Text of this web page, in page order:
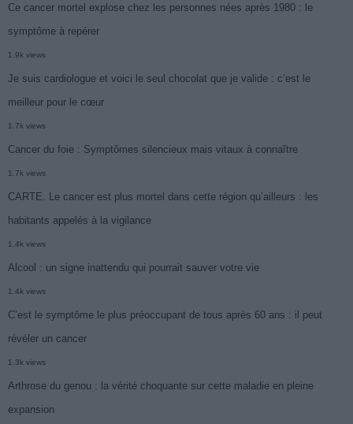
Ce cancer mortel explose chez les personnes nées après 1980 : le
symptôme à repérer
1.9k views
Je suis cardiologue et voici le seul chocolat que je valide : c’est le
meilleur pour le cœur
1.7k views
Cancer du foie : Symptômes silencieux mais vitaux à connaître
1.7k views
CARTE. Le cancer est plus mortel dans cette région qu’ailleurs : les
habitants appelés à la vigilance
1.4k views
Alcool : un signe inattendu qui pourrait sauver votre vie
1.4k views
C’est le symptôme le plus préoccupant de tous après 60 ans : il peut
révéler un cancer
1.3k views
Arthrose du genou : la vérité choquante sur cette maladie en pleine
expansion